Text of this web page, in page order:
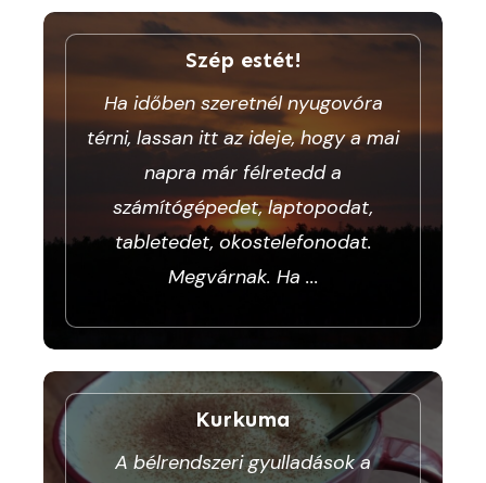
Szép estét!
Ha időben szeretnél nyugovóra
térni, lassan itt az ideje, hogy a mai
napra már félretedd a
számítógépedet, laptopodat,
tabletedet, okostelefonodat.
Megvárnak. Ha ...
Kurkuma
A bélrendszeri gyulladások a